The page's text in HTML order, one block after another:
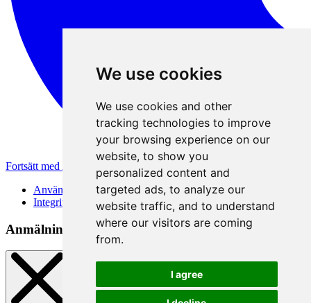
We use cookies
We use cookies and other
tracking technologies to improve
your browsing experience on our
website, to show you
personalized content and
targeted ads, to analyze our
website traffic, and to understand
where our visitors are coming
from.
I agree
Fortsätt med Apple
Användarvillkor
Integritetspolicy
Anmälningsmetod